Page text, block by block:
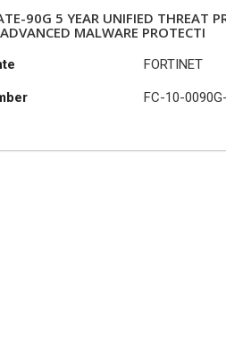
90G 5 YEAR UNIFIED THREAT
MALWARE PROTECTI
FORTINET
FC-10-